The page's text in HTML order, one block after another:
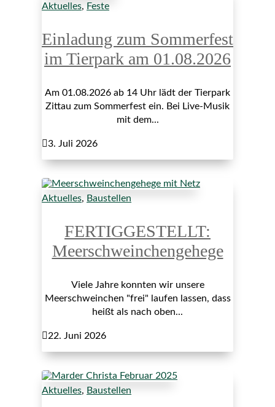
Aktuelles, Feste
Einladung zum Sommerfest
im Tierpark am 01.08.2026
Am 01.08.2026 ab 14 Uhr lädt der Tierpark
Zittau zum Sommerfest ein. Bei Live-Musik
mit dem...
3. Juli 2026
Aktuelles, Baustellen
FERTIGGESTELLT:
Meerschweinchengehege
Viele Jahre konnten wir unsere
Meerschweinchen "frei" laufen lassen, dass
heißt als nach oben...
22. Juni 2026
Aktuelles, Baustellen